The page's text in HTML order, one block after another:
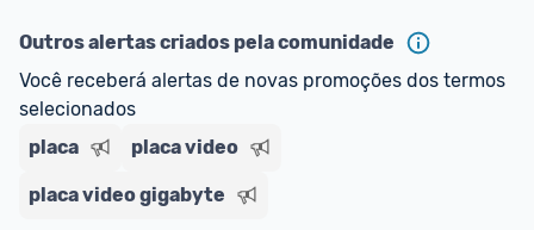
Outros alertas criados pela comunidade
Você receberá alertas de novas promoções dos termos
selecionados
placa
placa video
placa video gigabyte